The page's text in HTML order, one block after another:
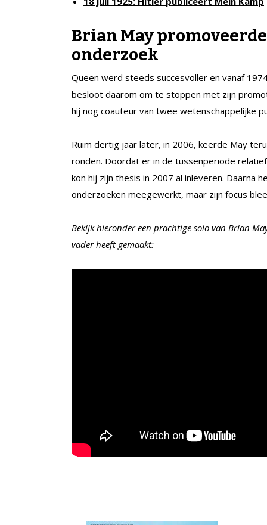
Brian May
onderzoek
Queen werd steeds succesvoller en vanaf
besloot daarom om te stoppen met zijn
hij nog coauteur van twee wetenschappelijke
Ruim dertig jaar later, in 2006, keerde May
ronden. Doordat er in de tussenperiode
kon hij zijn thesis in 2007 al inleveren. Daarna
onderzoeken meegewerkt, maar zijn focus
Bekijk hieronder een prachtige solo van Brian
vader heeft gemaakt: